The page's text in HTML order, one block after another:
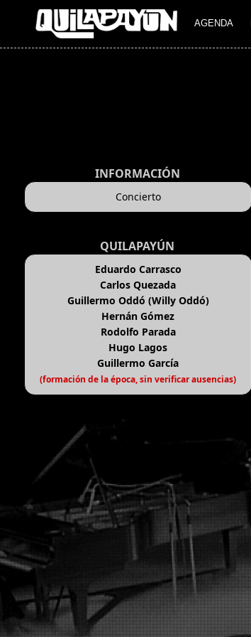
AGENDA
INFORMACIÓN
Concierto
QUILAPAYÚN
Eduardo Carrasco
Carlos Quezada
Guillermo Oddó (Willy Oddó)
Hernán Gómez
Rodolfo Parada
Hugo Lagos
Guillermo García
(formación de la época, sin verificar ausencias)